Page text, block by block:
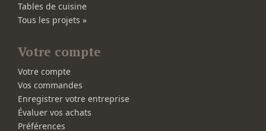
Tables de cuisine
Tous les projets »
Votre compte
Votre compte
Vos commandes
Enregistrer votre entreprise
Évaluer vos achats
Préférences